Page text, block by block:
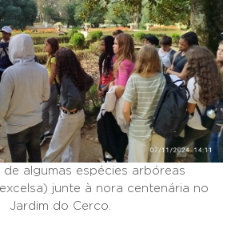
de algumas espécies arbóreas
junte à nora centenária no
Jardim do Cerco.